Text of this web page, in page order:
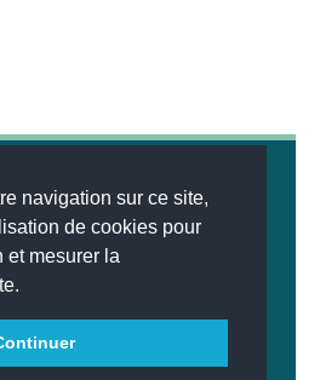
navigation sur ce site,
de cookies pour
et mesurer la